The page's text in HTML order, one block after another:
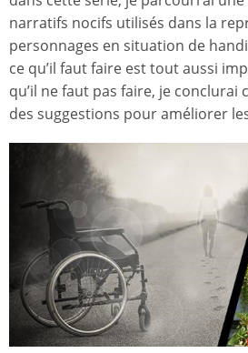
narratifs nocifs utilisés dans la
personnages en situation de
ce qu’il faut faire est tout aussi
qu’il ne faut pas faire, je conclurai
des suggestions pour améliorer